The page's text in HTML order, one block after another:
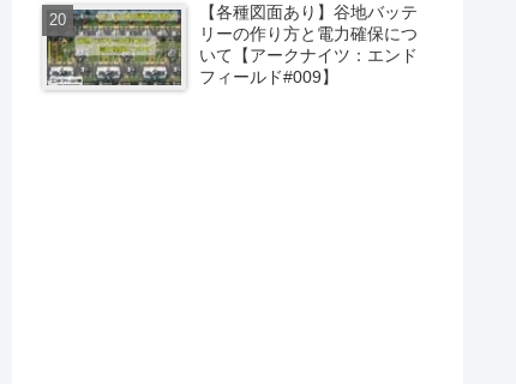
【各種図面あり】谷地バッテ
リーの作り方と電力確保につ
いて【アークナイツ：エンド
フィールド#009】